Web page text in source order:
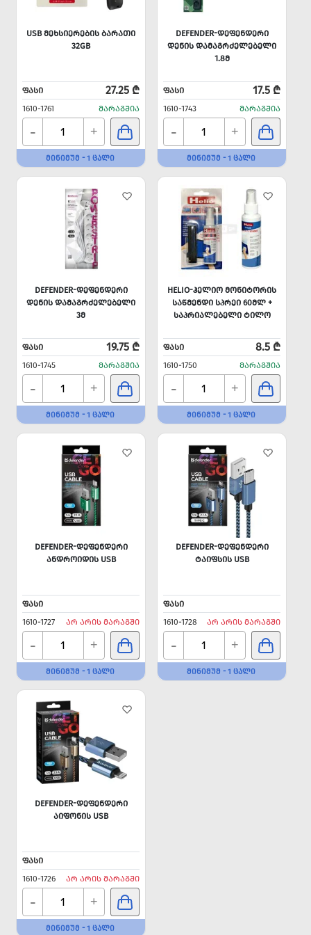
USB ᲛᲔᲮᲡᲘᲔᲠᲔᲑᲘᲡ ᲑᲐᲠᲐᲗᲘ
32GB
ᲤᲐᲡᲘ 27.25 ₾
1610-1761 ᲛᲐᲠᲐᲒᲨᲘᲐ
- +
ᲛᲘᲜᲘᲛᲣᲛ - 1 ᲪᲐᲚᲘ
DEFENDER-ᲓᲔᲤᲔᲜᲓᲔᲠᲘ
ᲓᲔᲜᲘᲡ ᲓᲐᲛᲐᲒᲠᲫᲔᲚᲔᲑᲔᲚᲘ
1.8Მ
ᲤᲐᲡᲘ 17.5 ₾
1610-1743 ᲛᲐᲠᲐᲒᲨᲘᲐ
- +
ᲛᲘᲜᲘᲛᲣᲛ - 1 ᲪᲐᲚᲘ
DEFENDER-ᲓᲔᲤᲔᲜᲓᲔᲠᲘ
ᲓᲔᲜᲘᲡ ᲓᲐᲛᲐᲒᲠᲫᲔᲚᲔᲑᲔᲚᲘ
3Მ
ᲤᲐᲡᲘ 19.75 ₾
1610-1745 ᲛᲐᲠᲐᲒᲨᲘᲐ
- +
ᲛᲘᲜᲘᲛᲣᲛ - 1 ᲪᲐᲚᲘ
HELIO-ᲰᲔᲚᲘᲝ ᲛᲝᲜᲘᲢᲝᲠᲘᲡ
ᲡᲐᲬᲛᲔᲜᲓᲘ ᲡᲞᲠᲔᲘ 60ᲛᲚ +
ᲡᲐᲞᲠᲘᲐᲚᲔᲑᲔᲚᲘ ᲢᲘᲚᲝ
ᲤᲐᲡᲘ 8.5 ₾
1610-1750 ᲛᲐᲠᲐᲒᲨᲘᲐ
- +
ᲛᲘᲜᲘᲛᲣᲛ - 1 ᲪᲐᲚᲘ
DEFENDER-ᲓᲔᲤᲔᲜᲓᲔᲠᲘ
ᲐᲜᲓᲠᲝᲘᲓᲘᲡ USB
ᲤᲐᲡᲘ
1610-1727
ᲐᲠ ᲐᲠᲘᲡ ᲛᲐᲠᲐᲒᲨᲘ
- +
ᲛᲘᲜᲘᲛᲣᲛ - 1 ᲪᲐᲚᲘ
DEFENDER-ᲓᲔᲤᲔᲜᲓᲔᲠᲘ
ᲢᲐᲘᲤᲡᲘᲡ USB
ᲤᲐᲡᲘ
1610-1728
ᲐᲠ ᲐᲠᲘᲡ ᲛᲐᲠᲐᲒᲨᲘ
- +
ᲛᲘᲜᲘᲛᲣᲛ - 1 ᲪᲐᲚᲘ
DEFENDER-ᲓᲔᲤᲔᲜᲓᲔᲠᲘ
ᲐᲘᲤᲝᲜᲘᲡ USB
ᲤᲐᲡᲘ
1610-1726
ᲐᲠ ᲐᲠᲘᲡ ᲛᲐᲠᲐᲒᲨᲘ
- +
ᲛᲘᲜᲘᲛᲣᲛ - 1 ᲪᲐᲚᲘ